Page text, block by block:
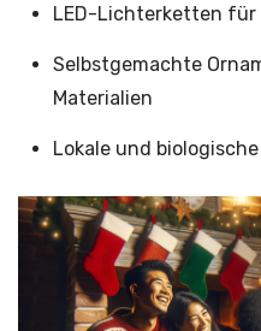
LED-Lichterketten für
Selbstgemachte
Materialien
Lokale und